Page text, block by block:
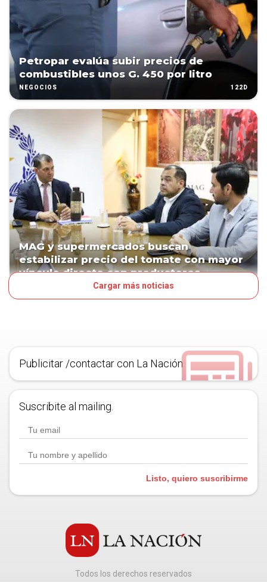
Petropar evalúa subir precios de
combustibles unos G. 450 por litro
NEGOCIOS 122D
MAG y supermercados buscan
estabilizar precio del tomate con mayor
vínculo directo con productores
Cargar más noticias
Publicitar /contactar con La Nación
Suscribite al mailing.
Listo, quiero suscribirme
Todos los derechos reservados